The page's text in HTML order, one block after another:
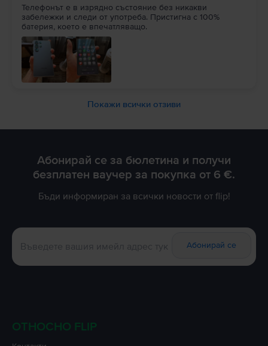
Телефонът е в изрядно състояние без никакви
забележки и следи от употреба. Пристигна с 100%
батерия, което е впечатляващо.
Покажи всички отзиви
Абонирай се за бюлетина и получи
безплатен ваучер за покупка от 6 €.
Бъди информиран за всички новости от flip!
Абонирай се
ОТНОСНО FLIP